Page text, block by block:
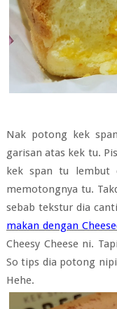
Nak potong kek
garisan atas kek tu.
kek span tu lembut
memotongnya tu.
sebab tekstur dia
makan dengan
Cheesy Cheese ni.
So tips dia potong
Hehe.